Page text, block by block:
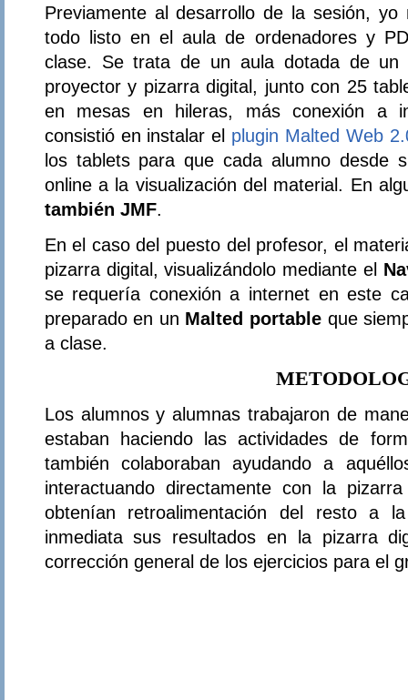
Previamente al desarrollo de la sesión,
todo listo en el aula de ordenadores y
clase. Se trata de un aula dotada de
proyector y pizarra digital, junto con 25
en mesas en hileras, más conexión a
consistió en instalar el plugin Malted Web
los tablets para que cada alumno desde
online a la visualización del material. En
también JMF.
En el caso del puesto del profesor, el
pizarra digital, visualizándolo mediante el
se requería conexión a internet en este
preparado en un Malted portableque
a clase.
Los alumnos y alumnas trabajaron de
estaban haciendo las actividades de
también colaboraban ayudando a
interactuando directamente con la
obtenían retroalimentación del resto a
inmediata sus resultados en la pizarra
corrección general de los ejercicios para el